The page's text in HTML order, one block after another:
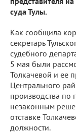
суда Тулы.
Как сообщила
секретарь
судебного
5 мая были
Толкачевой и ее
Центрального
производства по
незаконным
отставке
должности.